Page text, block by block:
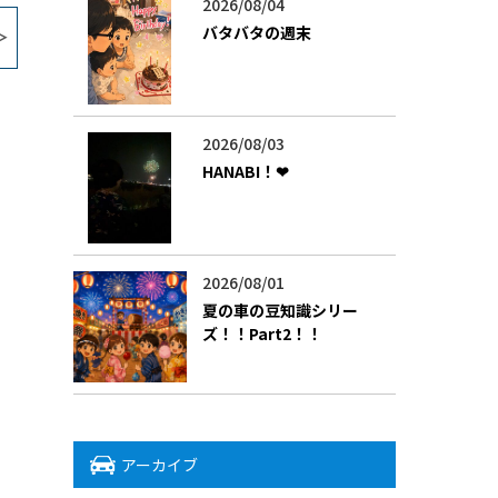
2026/08/04
バタバタの週末
2026/08/03
HANABI！❤
2026/08/01
夏の車の豆知識シリー
ズ！！Part2！！
アーカイブ